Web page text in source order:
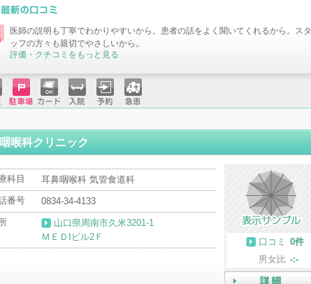
の口コミ
医師の説明も丁寧でわかりやすいから。患者の話をよく聞いてくれるから。スタ
ッフの方々も親切でやさしいから。
評価・クチコミをもっと見る
駐車場クレジ
ード
入院 予約 急患
喉科クリニック
科目
耳鼻咽喉科 気管食道科
番号
0834-34-4133
山口県周南市久米3201-1
ＭＥＤIビル2Ｆ
口コミ
0件
男女比 -:-